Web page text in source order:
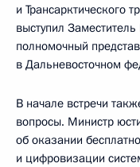
и Трансарктического
выступил
полномочный
в Дальневосточном
В начале встречи
вопросы. Министр
об оказании
и цифровизации